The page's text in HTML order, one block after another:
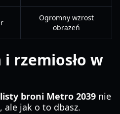
Ogromny wzrost
obrażeń
rzemiosło w
listy broni Metro 2039 nie
ale jak o to dbasz.